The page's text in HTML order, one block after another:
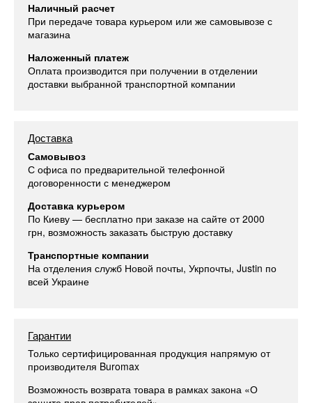
Наличный расчет
При передаче товара курьером или же самовывозе с
магазина
Наложенный платеж
Оплата производится при получении в отделении
доставки выбранной транспортной компании
Доставка
Самовывоз
С офиса по предварительной телефонной
договоренности с менеджером
Доставка курьером
По Киеву — бесплатно при заказе на сайте от 2000
грн, возможность заказать быструю доставку
Транспортные компании
На отделения служб Новой почты, Укрпочты, Justin по
всей Украине
Гарантии
Только сертифицированная продукция напрямую от
производителя Buromax
Возможность возврата товара в рамках закона «О